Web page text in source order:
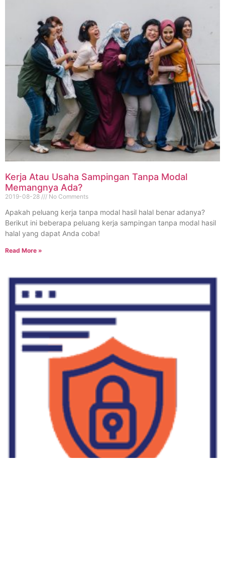
Kerja Atau Usaha Sampingan Tanpa Modal
Memangnya Ada?
2019-08-28 No Comments
Apakah peluang kerja tanpa modal hasil halal benar adanya?
Berikut ini beberapa peluang kerja sampingan tanpa modal hasil
halal yang dapat Anda coba!
Read More »